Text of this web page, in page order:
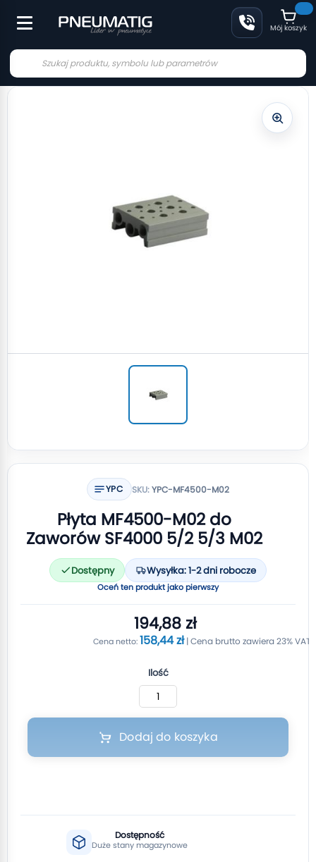
Mój koszyk
YPC SKU:YPC-MF4500-M02
Płyta MF4500-M02 do
Zaworów SF4000 5/2 5/3 M02
Dostępny Wysyłka: 1-2 dni robocze
Oceń ten produkt jako pierwszy
194,88 zł
158,44 zł
Ilość
Dodaj do koszyka
Dostępność
Duże stany magazynowe